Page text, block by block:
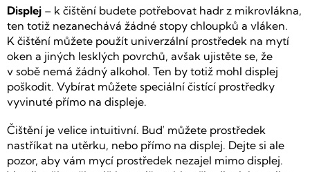
Displej – k čištění budete potřebovat hadr z mikrovlákna,
ten totiž nezanechává žádné stopy chloupků a vláken.
K čištění můžete použít univerzální prostředek na mytí
oken a jiných lesklých povrchů, avšak ujistěte se, že
v sobě nemá žádný alkohol. Ten by totiž mohl displej
poškodit. Vybírat můžete speciální čistící prostředky
vyvinuté přímo na displeje.
Čištění je velice intuitivní. Buď můžete prostředek
nastříkat na utěrku, nebo přímo na displej. Dejte si ale
pozor, aby vám mycí prostředek nezajel mimo displej.